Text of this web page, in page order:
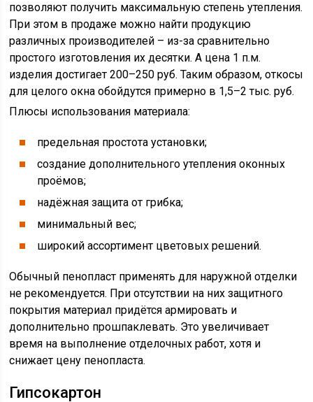
позволяют получить максимальную степень утепления.
При этом в продаже можно найти продукцию
различных производителей – из-за сравнительно
простого изготовления их десятки. А цена 1 п.м.
изделия достигает 200–250 руб. Таким образом, откосы
для целого окна обойдутся примерно в 1,5–2 тыс. руб.
Плюсы использования материала:
предельная простота установки;
создание дополнительного утепления оконных
проёмов;
надёжная защита от грибка;
минимальный вес;
широкий ассортимент цветовых решений.
Обычный пенопласт применять для наружной отделки
не рекомендуется. При отсутствии на них защитного
покрытия материал придётся армировать и
дополнительно прошпаклевать. Это увеличивает
время на выполнение отделочных работ, хотя и
снижает цену пенопласта.
Гипсокартон